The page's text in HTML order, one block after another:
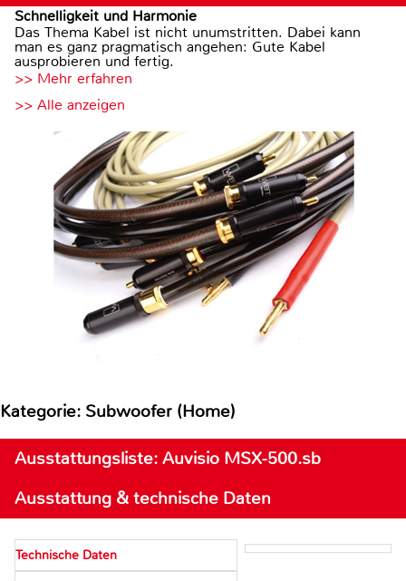
Schnelligkeit und Harmonie
Das Thema Kabel ist nicht unumstritten. Dabei kann
man es ganz pragmatisch angehen: Gute Kabel
ausprobieren und fertig.
>> Mehr erfahren
>> Alle anzeigen
Kategorie: Subwoofer (Home)
Ausstattungsliste: Auvisio MSX-500.sb
Ausstattung & technische Daten
Technische Daten